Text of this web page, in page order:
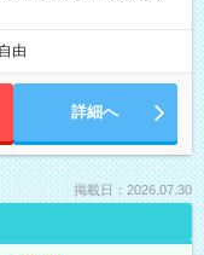
由
詳細へ
掲載日：2026.07.30